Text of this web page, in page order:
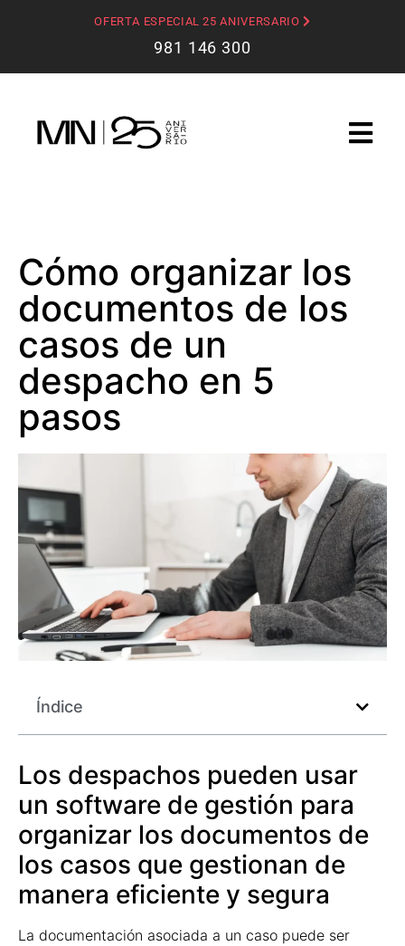
OFERTA ESPECIAL 25 ANIVERSARIO
981 146 300
Cómo organizar los
documentos de los
casos de un
despacho en 5
pasos
Índice
Los despachos pueden usar
un software de gestión para
organizar los documentos de
los casos que gestionan de
manera eficiente y segura
La documentación asociada a un caso puede ser